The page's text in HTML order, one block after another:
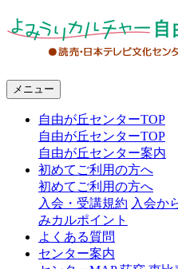
メニュー
自由が丘センターTOP
自由が丘センターTOP
自由が丘センター案内
初めてご利用の方へ
初めてご利用の方へ
入会・受講規約 入会か
みカルポイント
よくある質問
センター案内